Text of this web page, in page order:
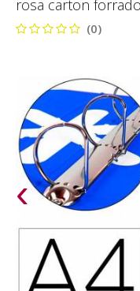
rosa carton forrado
(0)
‹